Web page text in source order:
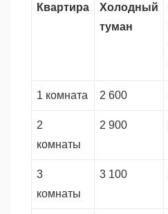
Квартира
Холодный
туман
1 комната 2 600
2
комнаты
2 900
3
комнаты
3 100